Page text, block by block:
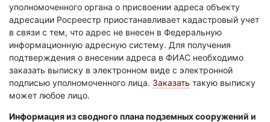
уполномоченного органа о присвоении адреса объекту
адресации Росреестр приостанавливает кадастровый учет
в связи с тем, что адрес не внесен в Федеральную
информационную адресную систему. Для получения
подтверждения о внесении адреса в ФИАС необходимо
заказать выписку в электронном виде с электронной
подписью уполномоченного лица. Заказать такую выписку
может любое лицо.
Информация из сводного плана подземных сооружений и